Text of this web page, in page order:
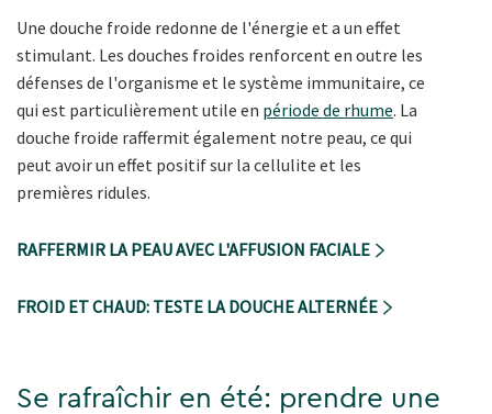
Une douche froide redonne de l'énergie et a un effet
stimulant. Les douches froides renforcent en outre les
défenses de l'organisme et le système immunitaire, ce
qui est particulièrement utile en période de rhume. La
douche froide raffermit également notre peau, ce qui
peut avoir un effet positif sur la cellulite et les
premières ridules.
RAFFERMIR LA PEAU AVEC L'AFFUSION FACIALE
FROID ET CHAUD: TESTE LA DOUCHE ALTERNÉE
Se rafraîchir en été: prendre une